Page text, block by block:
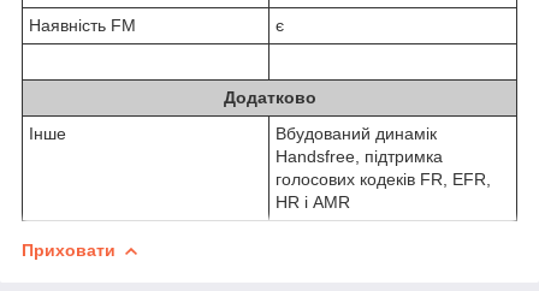
Наявність FM
є
Додатково
Інше
Вбудований динамік
Handsfree, підтримка
голосових кодеків FR, EFR,
HR і AMR
Приховати